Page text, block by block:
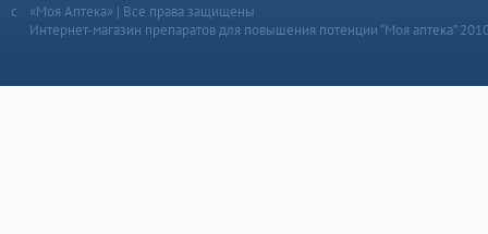
«Моя Аптека» | Все права защищены
Интернет-магазин препаратов для повышения потенции “Моя аптека”